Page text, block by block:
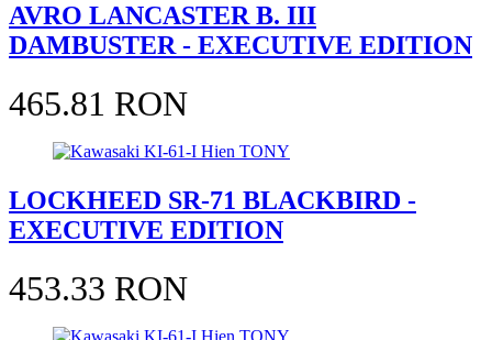
AVRO LANCASTER B. III
DAMBUSTER - EXECUTIVE EDITION
465.81 RON
LOCKHEED SR-71 BLACKBIRD -
EXECUTIVE EDITION
453.33 RON